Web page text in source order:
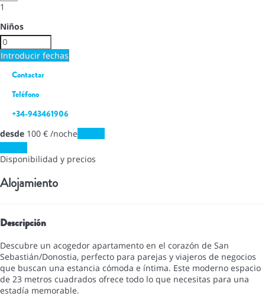
1
Niños
Introducir fechas
Contactar
Teléfono
+34-943461906
desde 100 € /noche
Disponibilidad y precios
Alojamiento
Descripción
Descubre un acogedor apartamento en el corazón de San
Sebastián/Donostia, perfecto para parejas y viajeros de negocios
que buscan una estancia cómoda e íntima. Este moderno espacio
de 23 metros cuadrados ofrece todo lo que necesitas para una
estadía memorable.